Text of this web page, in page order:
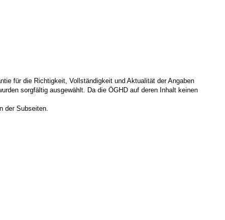
für die Richtigkeit, Vollständigkeit und Aktualität der Angaben
sorgfältig ausgewählt. Da die ÖGHD auf deren Inhalt keinen
der Subseiten.